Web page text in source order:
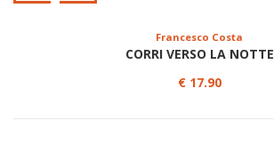
Francesco Costa
CORRI VERSO LA NOTTE
€ 17.90